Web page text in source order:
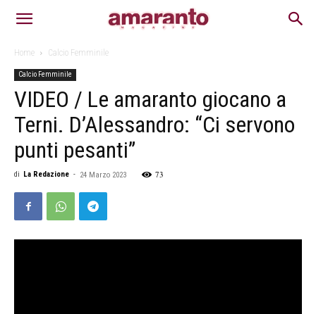
Home Calcio Femminile
Calcio Femminile
VIDEO / Le amaranto giocano a
Terni. D’Alessandro: “Ci servono
punti pesanti”
di La Redazione - 24 Marzo 2023 73